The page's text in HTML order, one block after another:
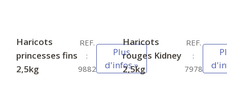
Haricots
princesses fins
2,5kg
REF.
:
9882
Plus
d'infos »
Haricots
rouges Kidney
2,5kg
REF.
:
7978